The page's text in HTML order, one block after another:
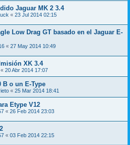
Jaguar MK 2 3.4
« 23 Jul 2014 02:15
Low Drag GT basado en el Jaguar E-
« 27 May 2014 10:49
XK 3.4
« 20 Abr 2014 17:07
B o un E-Type
« 25 Mar 2014 18:41
Etype V12
« 26 Feb 2014 23:03
« 03 Feb 2014 22:15